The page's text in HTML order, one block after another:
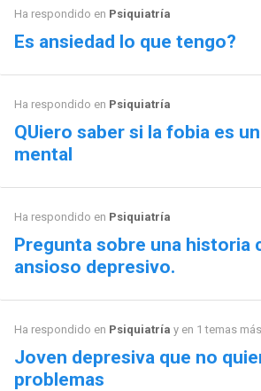
Ha respondido en Psiquiatría
Es ansiedad lo que tengo?
Ha respondido en Psiquiatría
QUiero saber si la fobia es
mental
Ha respondido en Psiquiatría
Pregunta sobre una historia
ansioso depresivo.
Ha respondido en Psiquiatría y en 1 temas más
Joven depresiva que no
problemas